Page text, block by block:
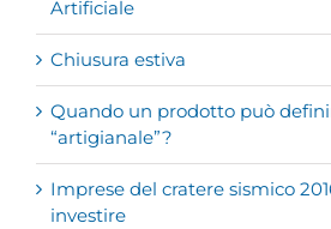
Artificiale
Chiusura estiva
Quando un prodotto può
“artigianale”?
Imprese del cratere sismico
investire